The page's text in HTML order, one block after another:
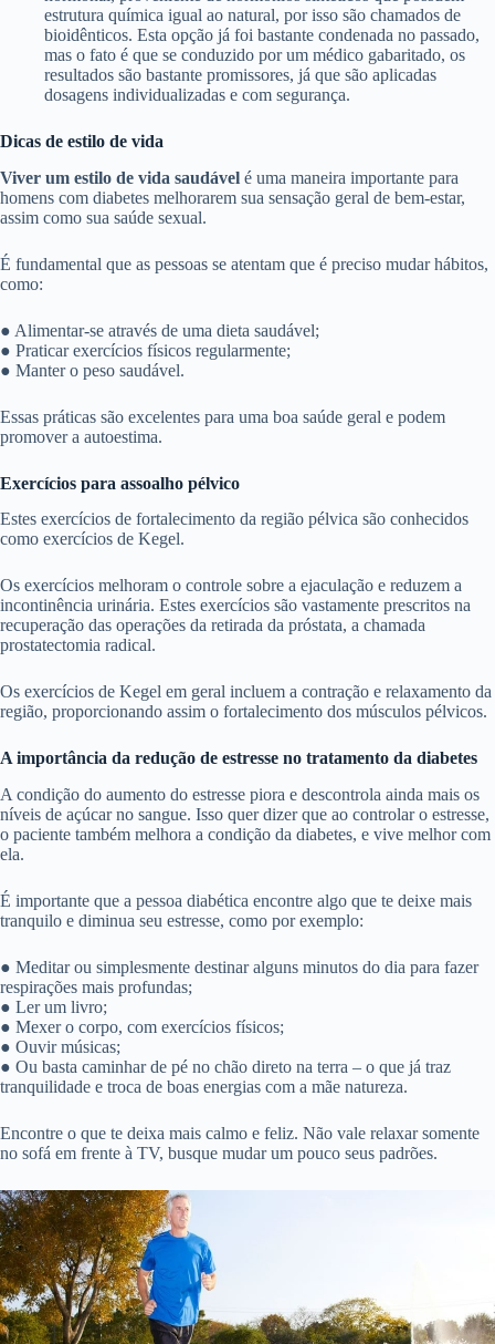
estrutura química igual ao natural, por isso são chamados de
bioidênticos. Esta opção já foi bastante condenada no passado,
mas o fato é que se conduzido por um médico gabaritado, os
resultados são bastante promissores, já que são aplicadas
dosagens individualizadas e com segurança.
Dicas de estilo de vida
Viver um estilo de vida saudável é uma maneira importante para
homens com diabetes melhorarem sua sensação geral de bem-estar,
assim como sua saúde sexual.
É fundamental que as pessoas se atentam que é preciso mudar hábitos,
como:
● Alimentar-se através de uma dieta saudável;
● Praticar exercícios físicos regularmente;
● Manter o peso saudável.
Essas práticas são excelentes para uma boa saúde geral e podem
promover a autoestima.
Exercícios para assoalho pélvico
Estes exercícios de fortalecimento da região pélvica são conhecidos
como exercícios de Kegel.
Os exercícios melhoram o controle sobre a ejaculação e reduzem a
incontinência urinária. Estes exercícios são vastamente prescritos na
recuperação das operações da retirada da próstata, a chamada
prostatectomia radical.
Os exercícios de Kegel em geral incluem a contração e relaxamento da
região, proporcionando assim o fortalecimento dos músculos pélvicos.
A importância da redução de estresse no tratamento da diabetes
A condição do aumento do estresse piora e descontrola ainda mais os
níveis de açúcar no sangue. Isso quer dizer que ao controlar o estresse,
o paciente também melhora a condição da diabetes, e vive melhor com
ela.
É importante que a pessoa diabética encontre algo que te deixe mais
tranquilo e diminua seu estresse, como por exemplo:
● Meditar ou simplesmente destinar alguns minutos do dia para fazer
respirações mais profundas;
● Ler um livro;
● Mexer o corpo, com exercícios físicos;
● Ouvir músicas;
● Ou basta caminhar de pé no chão direto na terra – o que já traz
tranquilidade e troca de boas energias com a mãe natureza.
Encontre o que te deixa mais calmo e feliz. Não vale relaxar somente
no sofá em frente à TV, busque mudar um pouco seus padrões.